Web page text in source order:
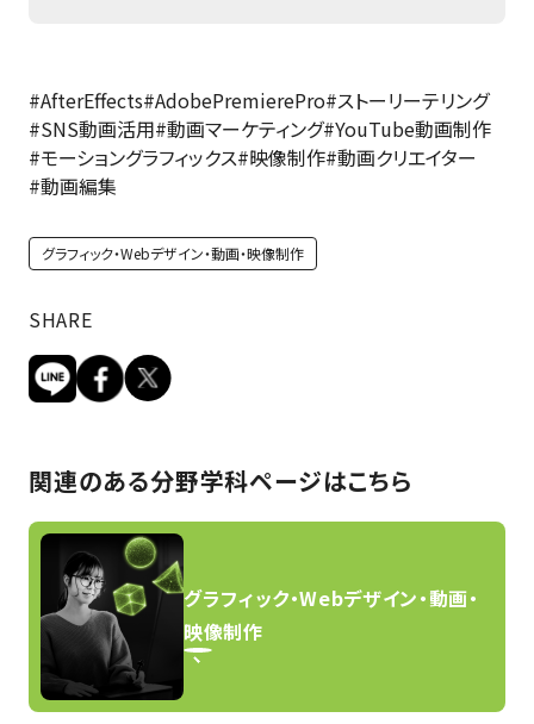
#AfterEffects#AdobePremierePro#ストーリーテリング
#SNS動画活用#動画マーケティング#YouTube動画制作
#モーショングラフィックス#映像制作#動画クリエイター
#動画編集
グラフィック・Webデザイン・動画・映像制作
SHARE
関連のある分野学科ページはこちら
グラフィック・Webデザイン・動画・
映像制作